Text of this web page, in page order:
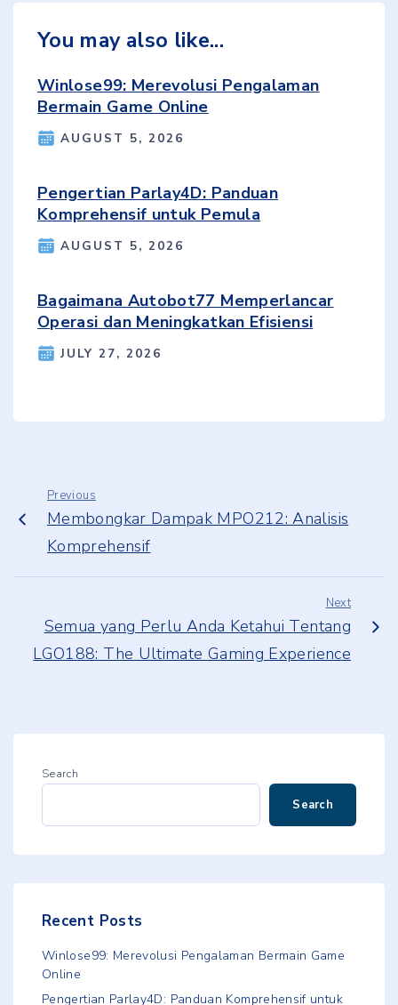
You may also like...
Winlose99: Merevolusi Pengalaman
Bermain Game Online
AUGUST 5, 2026
Pengertian Parlay4D: Panduan
Komprehensif untuk Pemula
AUGUST 5, 2026
Bagaimana Autobot77 Memperlancar
Operasi dan Meningkatkan Efisiensi
JULY 27, 2026
Previous
Membongkar Dampak MPO212: Analisis
Komprehensif
Next
Semua yang Perlu Anda Ketahui Tentang
LGO188: The Ultimate Gaming Experience
Search
Search
Recent Posts
Winlose99: Merevolusi Pengalaman Bermain Game
Online
Pengertian Parlay4D: Panduan Komprehensif untuk